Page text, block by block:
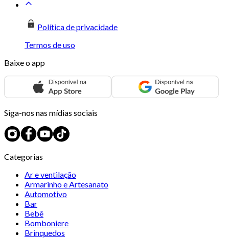
Política de privacidade
Termos de uso
Baixe o app
Siga-nos nas mídias sociais
Categorias
Ar e ventilação
Armarinho e Artesanato
Automotivo
Bar
Bebê
Bomboniere
Brinquedos